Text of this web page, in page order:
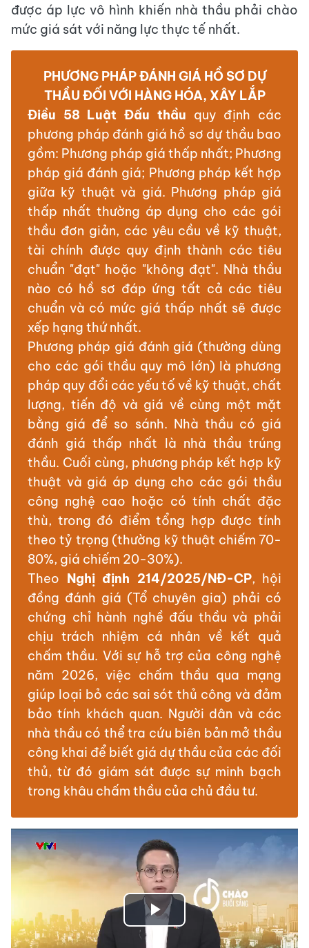
được áp lực vô hình khiến nhà thầu phải chào
mức giá sát với năng lực thực tế nhất.
PHƯƠNG PHÁP ĐÁNH GIÁ HỒ SƠ DỰ
THẦU ĐỐI VỚI HÀNG HÓA, XÂY LẮP
Điều 58 Luật Đấu thầu quy định các
phương pháp đánh giá hồ sơ dự thầu bao
gồm: Phương pháp giá thấp nhất; Phương
pháp giá đánh giá; Phương pháp kết hợp
giữa kỹ thuật và giá. Phương pháp giá
thấp nhất thường áp dụng cho các gói
thầu đơn giản, các yêu cầu về kỹ thuật,
tài chính được quy định thành các tiêu
chuẩn "đạt" hoặc "không đạt". Nhà thầu
nào có hồ sơ đáp ứng tất cả các tiêu
chuẩn và có mức giá thấp nhất sẽ được
xếp hạng thứ nhất.
Phương pháp giá đánh giá (thường dùng
cho các gói thầu quy mô lớn) là phương
pháp quy đổi các yếu tố về kỹ thuật, chất
lượng, tiến độ và giá về cùng một mặt
bằng giá để so sánh. Nhà thầu có giá
đánh giá thấp nhất là nhà thầu trúng
thầu. Cuối cùng, phương pháp kết hợp kỹ
thuật và giá áp dụng cho các gói thầu
công nghệ cao hoặc có tính chất đặc
thù, trong đó điểm tổng hợp được tính
theo tỷ trọng (thường kỹ thuật chiếm 70-
80%, giá chiếm 20-30%).
Theo Nghị định 214/2025/NĐ-CP, hội
đồng đánh giá (Tổ chuyên gia) phải có
chứng chỉ hành nghề đấu thầu và phải
chịu trách nhiệm cá nhân về kết quả
chấm thầu. Với sự hỗ trợ của công nghệ
năm 2026, việc chấm thầu qua mạng
giúp loại bỏ các sai sót thủ công và đảm
bảo tính khách quan. Người dân và các
nhà thầu có thể tra cứu biên bản mở thầu
công khai để biết giá dự thầu của các đối
thủ, từ đó giám sát được sự minh bạch
trong khâu chấm thầu của chủ đầu tư.
Play